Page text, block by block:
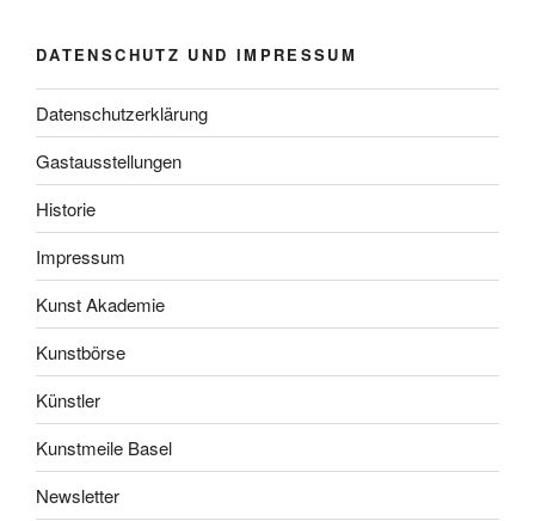
DATENSCHUTZ UND IMPRESSUM
Datenschutzerklärung
Gastausstellungen
Historie
Impressum
Kunst Akademie
Kunstbörse
Künstler
Kunstmeile Basel
Newsletter